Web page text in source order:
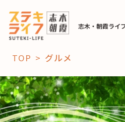
志木・朝霞ライ
「コト」
子育て
TOP グルメ